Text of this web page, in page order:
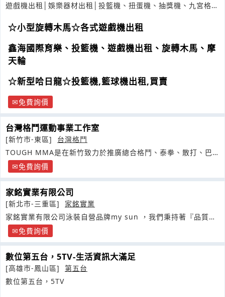
遊戲機出租│娛樂器材出租│投籃機、扭蛋機、抽獎機、九宮格、
☆小型旋轉木馬☆各式遊戲機出租
鑫海國際育樂、投籃機、遊戲機出租、旋轉木馬、摩
天輪
☆新型哈日龍☆投籃機,籃球機出租,買賣
免費詢價
台灣格鬥運動事業工作室
[新竹市-東區]
台灣格鬥
TOUGH MMA是在新竹致力於推廣總合格鬥、泰拳、散打、巴
西柔術等多元化的格鬥
免費詢價
家銘實業有限公司
[新北市-三重區]
家銘實業
家銘實業有限公司泳裝自營品牌my sun ，我們秉持著『品質優
先 免費詢價
數位第五台，5TV-生活資訊大滿足
[高雄市-鳳山區]
第五台
數位第五台，5TV